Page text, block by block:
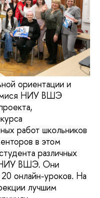
ориентации и
НИУ ВШЭ
работ школьников
в этом
различных
НИУ ВШЭ. Они
онлайн-уроков. На
лучшим